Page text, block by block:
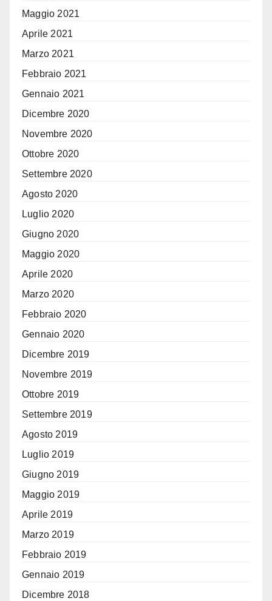
Maggio 2021
Aprile 2021
Marzo 2021
Febbraio 2021
Gennaio 2021
Dicembre 2020
Novembre 2020
Ottobre 2020
Settembre 2020
Agosto 2020
Luglio 2020
Giugno 2020
Maggio 2020
Aprile 2020
Marzo 2020
Febbraio 2020
Gennaio 2020
Dicembre 2019
Novembre 2019
Ottobre 2019
Settembre 2019
Agosto 2019
Luglio 2019
Giugno 2019
Maggio 2019
Aprile 2019
Marzo 2019
Febbraio 2019
Gennaio 2019
Dicembre 2018